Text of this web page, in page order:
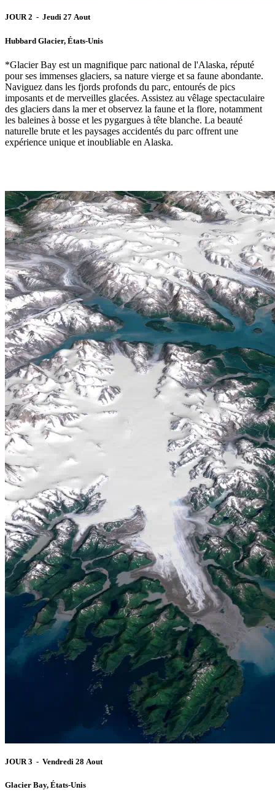
JOUR 2 - Jeudi 27 Aout
Hubbard Glacier, États-Unis
*Glacier Bay est un magnifique parc national de l'Alaska, réputé
pour ses immenses glaciers, sa nature vierge et sa faune abondante.
Naviguez dans les fjords profonds du parc, entourés de pics
imposants et de merveilles glacées. Assistez au vêlage spectaculaire
des glaciers dans la mer et observez la faune et la flore, notamment
les baleines à bosse et les pygargues à tête blanche. La beauté
naturelle brute et les paysages accidentés du parc offrent une
expérience unique et inoubliable en Alaska.
JOUR 3 - Vendredi 28 Aout
Glacier Bay, États-Unis